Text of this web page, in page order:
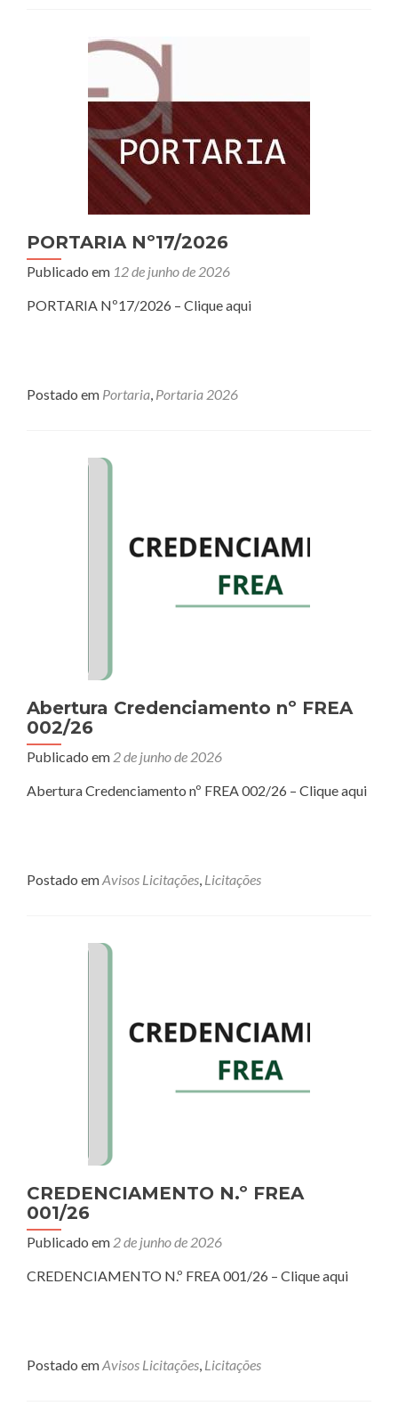
PORTARIA Nº17/2026
Publicado em 12 de junho de 2026
PORTARIA Nº17/2026 – Clique aqui
Postado em Portaria, Portaria 2026
Abertura Credenciamento nº FREA
002/26
Publicado em 2 de junho de 2026
Abertura Credenciamento nº FREA 002/26 – Clique aqui
Postado emAvisos Licitações, Licitações
CREDENCIAMENTO N.º FREA
001/26
Publicado em 2 de junho de 2026
CREDENCIAMENTO N.º FREA 001/26 – Clique aqui
Postado emAvisos Licitações, Licitações